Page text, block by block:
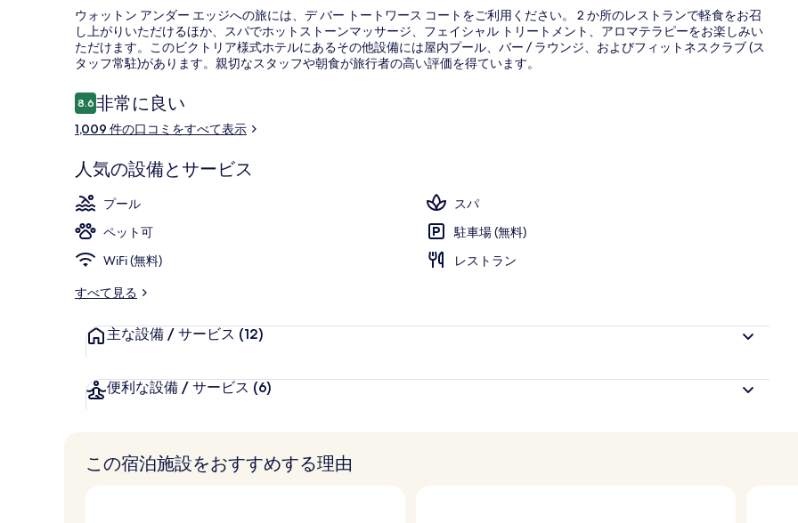
ャ
ラ
ー
ウォットン アンダー エッジへの旅には、デ バー トートワース コートをご利用ください。 2 か所のレストランで軽食をお召
し上がりいただけるほか、スパでホットストーンマッサージ、フェイシャル トリートメント、アロマテラピーをお楽しみい
ただけます。このビクトリア様式ホテルにあるその他設備には屋内プール、バー / ラウンジ、およびフィットネスクラブ (ス
タッフ常駐)があります。親切なスタッフや朝食が旅行者の高い評価を得ています。
口
コ
ミ
8.610段階中8.6
非常に良い
1,009 件の口コミをすべて表示
人気の設備とサービス
プール
スパ
ペット可
駐車場 (無料)
WiFi (無料)
レストラン
すべて見る
主な設備 / サービス (12)
便利な設備 / サービス (6)
この宿泊施設をおすすめする理由